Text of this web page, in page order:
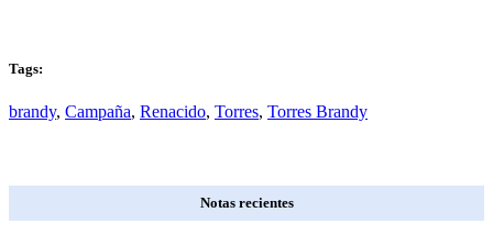
Tags:
brandy, Campaña, Renacido, Torres, Torres Brandy
Notas recientes